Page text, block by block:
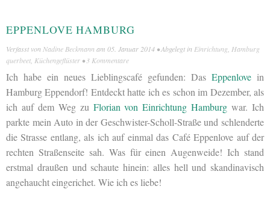
EPPENLOVE HAMBURG
Verfasst von Nadine Beckmann am 05. Januar 2014 • Abgelegt in Einrichtung Hamburg
querbeet Küchengeflüster • 3 Kommentare
Ich habe ein neues Lieblingscafé gefunden: Das Eppenlove in
Hamburg Eppendorf! Entdeckt hatte ich es schon im Dezember, als
ich auf dem Weg zu Florian von Einrichtung Hamburg war. Ich
parkte mein Auto in der Geschwister-Scholl-Straße und schlenderte
die Strasse entlang, als ich auf einmal das Café Eppenlove auf der
rechten Straßenseite sah. Was für einen Augenweide! Ich stand
erstmal draußen und schaute hinein: alles hell und skandinavisch
angehaucht eingerichet. Wie ich es liebe!